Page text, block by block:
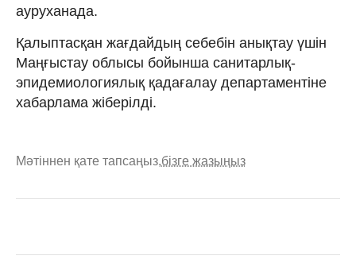
ауруханада.
Қалыптасқан жағдайдың себебін анықтау үшін
Маңғыстау облысы бойынша санитарлық-
эпидемиологиялық қадағалау департаментіне
хабарлама жіберілді.
Мәтіннен қате тапсаңыз,бізге жазыңыз